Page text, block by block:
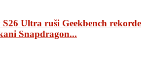
Ultra ruši Geekbench rekorde
Snapdragon...